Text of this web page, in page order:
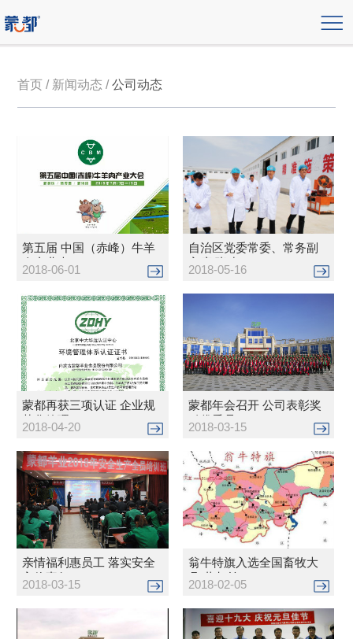
首页 / 新闻动态 /公司动态
第五届 中国（赤峰）牛羊
肉产业大...
2018-06-01
自治区党委常委、常务副
主席 张建...
2018-05-16
蒙都再获三项认证 企业规
范化管理...
2018-04-20
蒙都年会召开 公司表彰奖
励优秀员...
2018-03-15
亲情福利惠员工 落实安全
主体责任
2018-03-15
翁牛特旗入选全国畜牧大
县 蒙都羊...
2018-02-05